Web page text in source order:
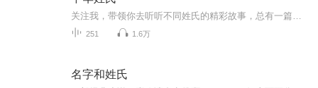
251 1.6万
名字和姓氏